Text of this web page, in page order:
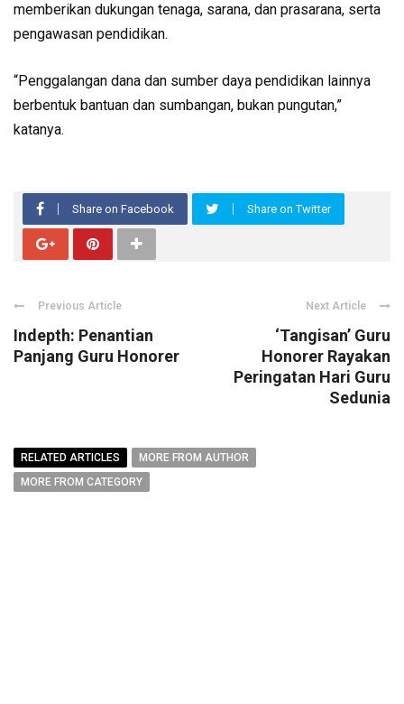
memberikan dukungan tenaga, sarana, dan prasarana, serta
pengawasan pendidikan.
“Penggalangan dana dan sumber daya pendidikan lainnya
berbentuk bantuan dan sumbangan, bukan pungutan,”
katanya.
Share on Facebook Share on Twitter
Previous Article
Indepth: Penantian
Panjang Guru Honorer
Next Article
‘Tangisan’ Guru
Honorer Rayakan
Peringatan Hari Guru
Sedunia
RELATED ARTICLES
MORE FROM AUTHOR
MORE FROM CATEGORY